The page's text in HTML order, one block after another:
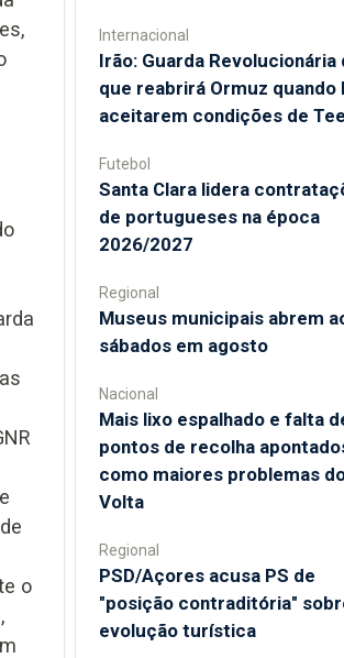
o
Internacional
Irão: Guarda Revolucionária
que reabrirá Ormuz quando
aceitarem condições de
Futebol
Santa Clara lidera
de portugueses na época
2026/2027
Regional
Museus municipais abrem
sábados em agosto
Nacional
Mais lixo espalhado e falta
pontos de recolha
como maiores problemas
Volta
Regional
PSD/Açores acusa PS de
"posição contraditória"
evolução turística